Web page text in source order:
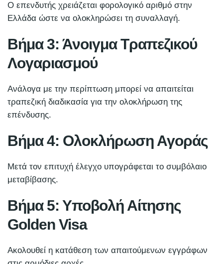
Ο επενδυτής χρειάζεται φορολογικό αριθμό στην
Ελλάδα ώστε να ολοκληρώσει τη συναλλαγή.
Βήμα 3: Άνοιγμα Τραπεζικού
Λογαριασμού
Ανάλογα με την περίπτωση μπορεί να απαιτείται
τραπεζική διαδικασία για την ολοκλήρωση της
επένδυσης.
Βήμα 4: Ολοκλήρωση Αγοράς
Μετά τον επιτυχή έλεγχο υπογράφεται το συμβόλαιο
μεταβίβασης.
Βήμα 5: Υποβολή Αίτησης
Golden Visa
Ακολουθεί η κατάθεση των απαιτούμενων εγγράφων